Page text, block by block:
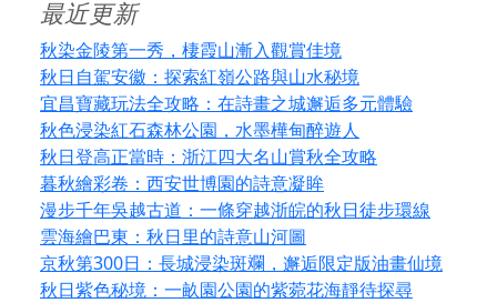
最近更新
秋染金陵第一秀，棲霞山漸入觀賞佳境
秋日自駕安徽：探索紅嶺公路與山水秘境
宜昌寶藏玩法全攻略：在詩畫之城邂逅多元體驗
秋色浸染紅石森林公園，水墨樺甸醉遊人
秋日登高正當時：浙江四大名山賞秋全攻略
暮秋繪彩卷：西安世博園的詩意凝眸
漫步千年吳越古道：一條穿越浙皖的秋日徒步環線
雲海繪巴東：秋日里的詩意山河圖
京秋第300日：長城浸染斑斕，邂逅限定版油畫仙境
秋日紫色秘境：一畝園公園的紫菀花海靜待探尋